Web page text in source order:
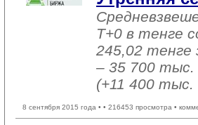
T+0 в тенге
245,02 тенге
– 35 700 тыс.
(+11 400 тыс.
8 сентября 2015 года • • 216453 просмотра •